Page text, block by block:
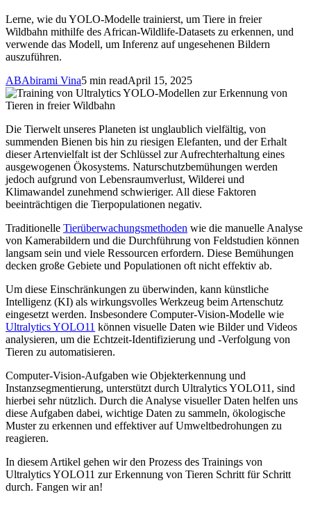
Lerne, wie du YOLO-Modelle trainierst, um Tiere in freier
Wildbahn mithilfe des African-Wildlife-Datasets zu erkennen, und
verwende das Modell, um Inferenz auf ungesehenen Bildern
auszuführen.
ABAbirami Vina5 min readApril 15, 2025
Die Tierwelt unseres Planeten ist unglaublich vielfältig, von
summenden Bienen bis hin zu riesigen Elefanten, und der Erhalt
dieser Artenvielfalt ist der Schlüssel zur Aufrechterhaltung eines
ausgewogenen Ökosystems. Naturschutzbemühungen werden
jedoch aufgrund von Lebensraumverlust, Wilderei und
Klimawandel zunehmend schwieriger. All diese Faktoren
beeinträchtigen die Tierpopulationen negativ.
Traditionelle Tierüberwachungsmethoden wie die manuelle Analyse
von Kamerabildern und die Durchführung von Feldstudien können
langsam sein und viele Ressourcen erfordern. Diese Bemühungen
decken große Gebiete und Populationen oft nicht effektiv ab.
Um diese Einschränkungen zu überwinden, kann künstliche
Intelligenz (KI) als wirkungsvolles Werkzeug beim Artenschutz
eingesetzt werden. Insbesondere Computer-Vision-Modelle wie
Ultralytics YOLO11 können visuelle Daten wie Bilder und Videos
analysieren, um die Echtzeit-Identifizierung und -Verfolgung von
Tieren zu automatisieren.
Computer-Vision-Aufgaben wie Objekterkennung und
Instanzsegmentierung, unterstützt durch Ultralytics YOLO11, sind
hierbei sehr nützlich. Durch die Analyse visueller Daten helfen uns
diese Aufgaben dabei, wichtige Daten zu sammeln, ökologische
Muster zu erkennen und effektiver auf Umweltbedrohungen zu
reagieren.
In diesem Artikel gehen wir den Prozess des Trainings von
Ultralytics YOLO11 zur Erkennung von Tieren Schritt für Schritt
durch. Fangen wir an!